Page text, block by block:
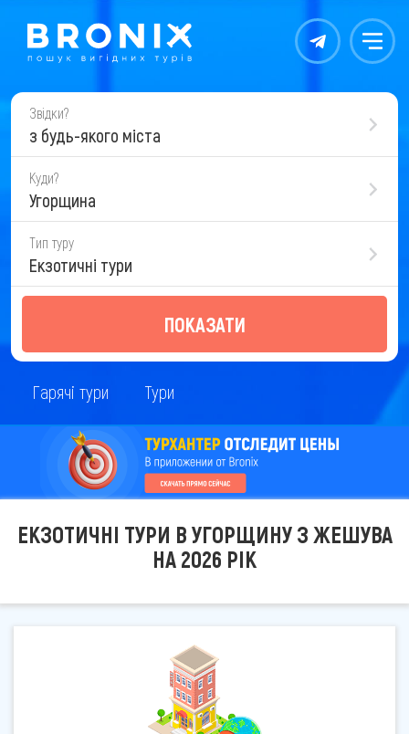
Контакты Меню
Звідки?
з будь-якого міста
Куди?
Угорщина
Тип туру
Екзотичні тури
ПОКАЗАТИ
Гарячі тури Тури
ЕКЗОТИЧНІ ТУРИ В УГОРЩИНУ З ЖЕШУВА
НА 2026 РІК